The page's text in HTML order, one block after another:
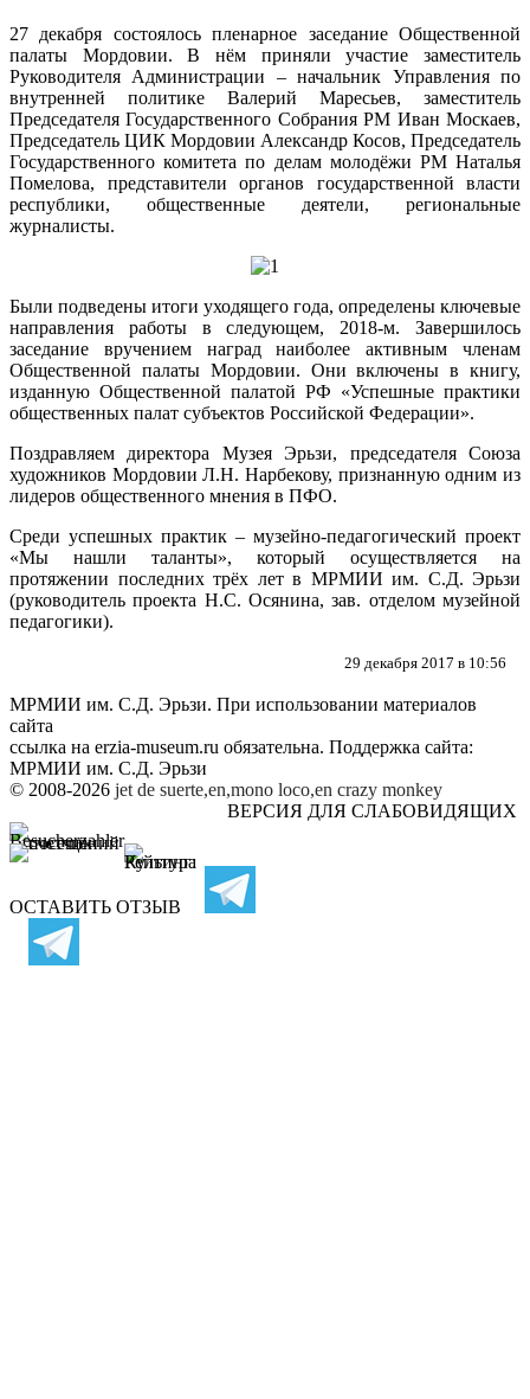
27 декабря состоялось пленарное заседание Общественной
палаты Мордовии. В нём приняли участие заместитель
Руководителя Администрации –начальник Управления по
внутренней политике Валерий Маресьев, заместитель
Председателя Государственного Собрания РМ Иван Москаев,
Председатель ЦИК Мордовии Александр Косов, Председатель
Государственного комитета по делам молодёжи РМ Наталья
Помелова, представители органов государственной власти
республики, общественные деятели, региональные
журналисты.
Были подведены итоги уходящего года, определены ключевые
направления работы в следующем, 2018-м. Завершилось
заседание вручением наград наиболее активным членам
Общественной палаты Мордовии. Они включены в книгу,
изданную Общественной палатой РФ «Успешные практики
общественных палат субъектов Российской Федерации».
Поздравляем директора Музея Эрьзи, председателя Союза
художников Мордовии Л.Н. Нарбекову, признанную одним из
лидеров общественного мнения в ПФО.
Среди успешных практик – музейно-педагогический проект
«Мы нашли таланты», который осуществляется на
протяжении последних трёх лет в МРМИИ им. С.Д. Эрьзи
(руководитель проекта Н.С. Осянина, зав. отделом музейной
педагогики).
29 декабря 2017 в 10:56
МРМИИ им. С.Д. Эрьзи. При использовании материалов
сайта
ссылка на erzia-museum.ru обязательна. Поддержка сайта:
МРМИИ им. С.Д. Эрьзи
© 2008-2026 jet de suerte,en,mono loco,en crazy monkey
ВЕРСИЯ ДЛЯ СЛАБОВИДЯЩИХ
ОСТАВИТЬ ОТЗЫВ